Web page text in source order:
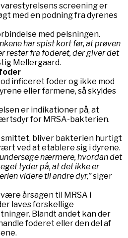
screening er
med en podning fra dyrenes
med pelsningen.
har spist kort før, at prøven
rester fra foderet, der giver det
Mellergaard.
inficeret foder og ikke mod
eller farmene, så skyldes
er indikationer på, at
for MRSA-bakterien.
smittet, bliver bakterien hurtigt
ved at etablere sig i dyrene.
nærmere, hvordan det
tyder på, at det ikke er
videre til andre dyr,”siger
årsagen til MRSA i
laves forskellige
Blandt andet kan der
foderet eller den del af